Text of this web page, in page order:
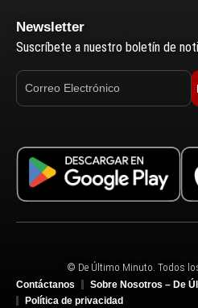
Newsletter
Suscríbete a nuestro boletín de
© De Último Minuto. Todos
Contáctanos
Sobre Nosotros – De
Política de privacidad